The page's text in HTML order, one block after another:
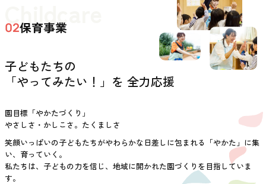
Childcare
02保育事業
子どもたちの
「やってみたい！」を 全力応援
園目標「やかたづくり」
やさしさ・かしこさ。たくましさ
笑顔いっぱいの子どもたちがやわらかな日差しに包まれる「やかた」に集
い、育っていく。
私たちは、子どもの力を信じ、地域に開かれた園づくりを目指していま
す。